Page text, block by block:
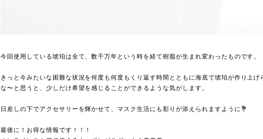
今回使用している琥珀は全て、数千万年という時を経て樹脂が生まれ変わったものです。
きっと今みたいな困難な状況を何度も何度もくり返す時間とともに海底で琥珀が作り上げ
な〜と思うと、少しだけ希望を感じることができるような気がします。
日差しの下でアクセサリーを輝かせて、マスク生活にも彩りが添えられますように💐
最後に！お得な情報です！！！